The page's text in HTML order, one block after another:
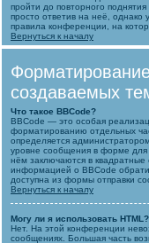
пройти до повторного
просто ответив на неё, однако
правила конференции, на
Вернуться к началу
создаваемых
Что такое BBCode?
BBCode — это особая
форматированию отдельных
определяется
уровне сообщения в форме для
нём заключаются в
информацией о BBCode
доступна из формы отправки
Вернуться к началу
Могу ли я использовать HTML?
Нет. На этой конференции
сообщениях. Большая часть